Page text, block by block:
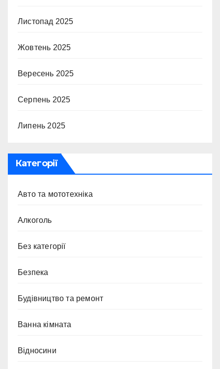
Листопад 2025
Жовтень 2025
Вересень 2025
Серпень 2025
Липень 2025
Категорії
Авто та мототехніка
Алкоголь
Без категорії
Безпека
Будівництво та ремонт
Ванна кімната
Відносини